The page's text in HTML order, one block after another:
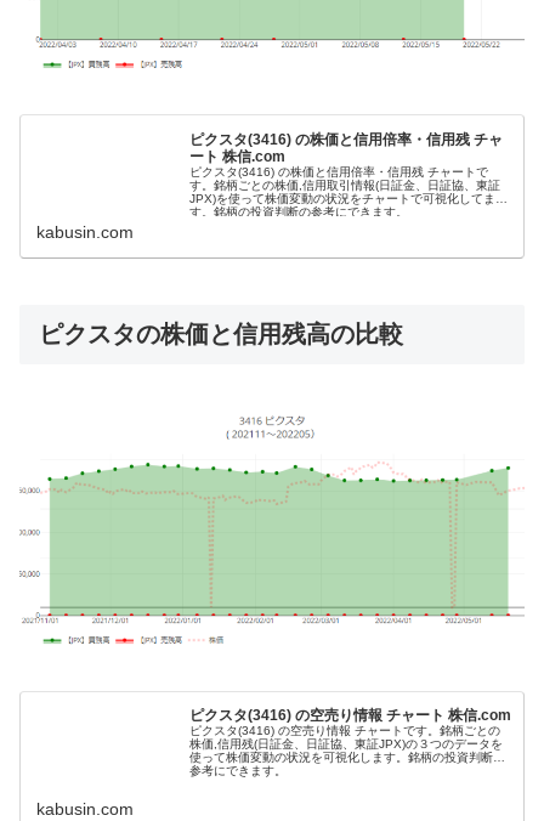
ピクスタ(3416) の株価と信用倍率・信用残 チャ
ート 株信.com
ピクスタ(3416) の株価と信用倍率・信用残 チャートで
す。銘柄ごとの株価,信用取引情報(日証金、日証協、東証
JPX)を使って株価変動の状況をチャートで可視化してま
す。銘柄の投資判断の参考にできます。
kabusin.com
ピクスタの株価と信用残高の比較
ピクスタ(3416) の空売り情報 チャート 株信.com
ピクスタ(3416) の空売り情報 チャートです。銘柄ごとの
株価,信用残(日証金、日証協、東証JPX)の３つのデータを
使って株価変動の状況を可視化します。銘柄の投資判断の
参考にできます。
kabusin.com